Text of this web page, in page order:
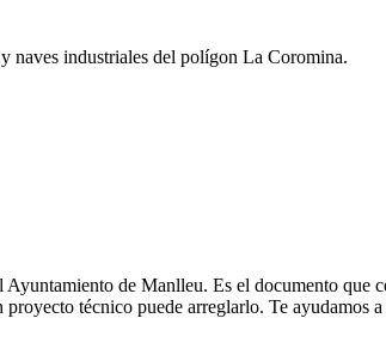
naves industriales del polígon La Coromina.
de Manlleu. Es el documento que
técnico puede arreglarlo. Te ayudamos